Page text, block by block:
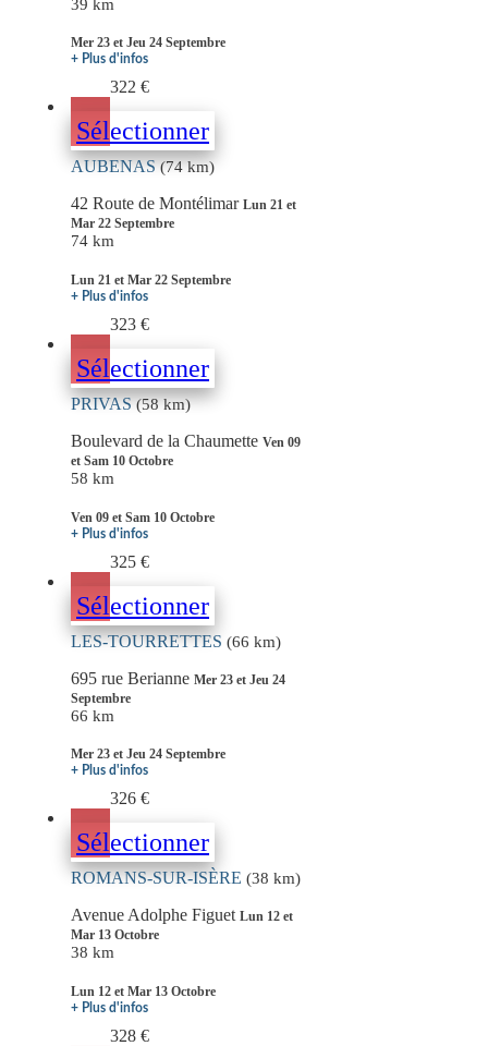
39 km
Mer 23 et Jeu 24 Septembre
+ Plus d'infos
322 €
Sélectionner
AUBENAS(74 km)
42 Route de Montélimar Lun 21 et
Mar 22 Septembre
74 km
Lun 21 et Mar 22 Septembre
+ Plus d'infos
323 €
Sélectionner
PRIVAS(58 km)
Boulevard de la Chaumette Ven 09
et Sam 10 Octobre
58 km
Ven 09 et Sam 10 Octobre
+ Plus d'infos
325 €
Sélectionner
LES-TOURRETTES (66 km)
695 rue Berianne Mer 23 et Jeu 24
Septembre
66 km
Mer 23 et Jeu 24 Septembre
+ Plus d'infos
326 €
Sélectionner
ROMANS-SUR-ISÈRE (38 km)
Avenue Adolphe Figuet Lun 12 et
Mar 13 Octobre
38 km
Lun 12 et Mar 13 Octobre
+ Plus d'infos
328 €